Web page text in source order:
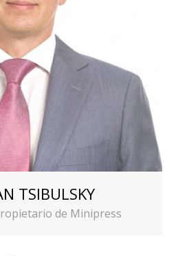
TSIBULSKY
de Minipress